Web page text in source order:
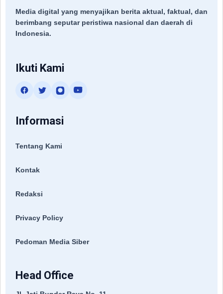
Media digital yang menyajikan berita aktual, faktual, dan
berimbang seputar peristiwa nasional dan daerah di
Indonesia.
Ikuti Kami
Informasi
Tentang Kami
Kontak
Redaksi
Privacy Policy
Pedoman Media Siber
Head Office